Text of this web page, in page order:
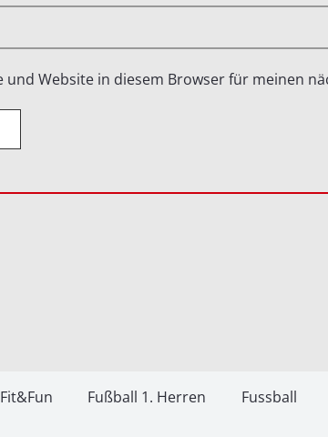
und Website in diesem Browser für meinen
Fit&Fun Fußball 1. Herren Fussball